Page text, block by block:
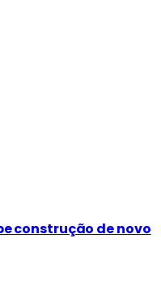
construção de novo